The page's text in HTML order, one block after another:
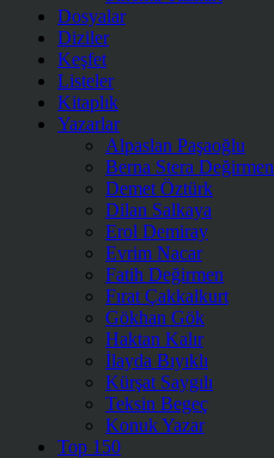
Dosyalar
Diziler
Keşfet
Listeler
Kitaplık
Yazarlar
Alpaslan Paşaoğlu
Berna Stera Değirmen
Demet Öztürk
Dilan Salkaya
Erol Demiray
Evrim Nacar
Fatih Değirmen
Fırat Çakkalkurt
Gökhan Gök
Haktan Kalır
İlayda Bıyıklı
Kürşat Saygılı
Teksin Begeç
Konuk Yazar
Top 150